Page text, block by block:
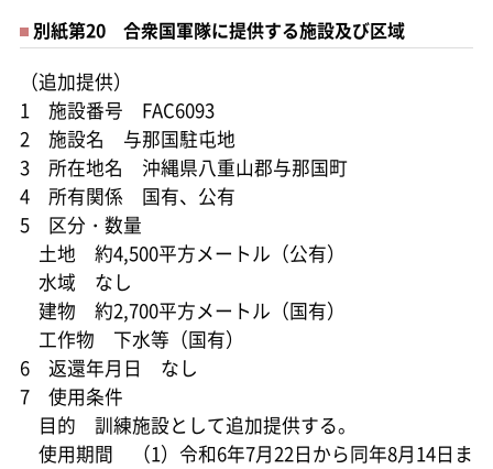
別紙第20 合衆国軍隊に提供する施設及び区域
（追加提供）
1 施設番号 FAC6093
2 施設名 与那国駐屯地
3 所在地名 沖縄県八重山郡与那国町
4 所有関係 国有、公有
5 区分・数量
土地 約4,500平方メートル（公有）
水域 なし
建物 約2,700平方メートル（国有）
工作物 下水等（国有）
6 返還年月日 なし
7 使用条件
目的 訓練施設として追加提供する。
使用期間 （1）令和6年7月22日から同年8月14日ま